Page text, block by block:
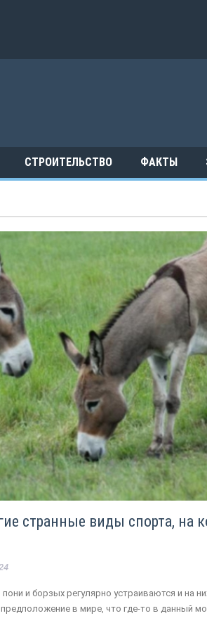
СТРОИТЕЛЬСТВО ФАКТЫ
странные виды спорта, на
и борзых регулярно устраиваются и на
в мире, что где-то в данный